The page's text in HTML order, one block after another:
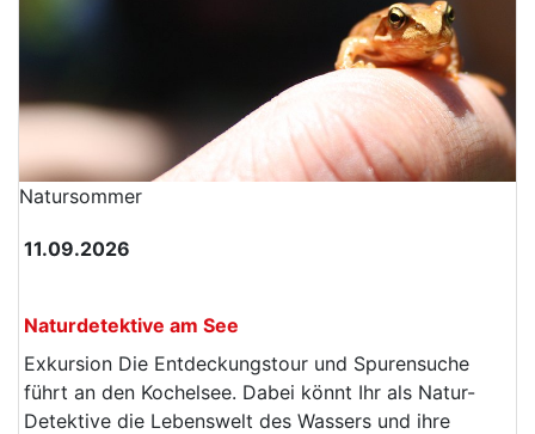
Natur­sommer
11.09.2026
Naturdetektive am See
Exkursion Die Entdeckungstour und Spurensuche
führt an den Kochelsee. Dabei könnt Ihr als Natur-
Detektive die Lebenswelt des Wassers und ihre